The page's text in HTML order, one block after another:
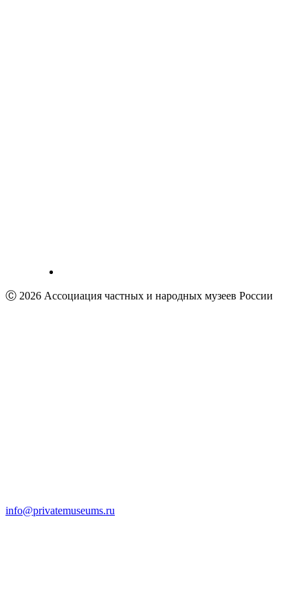
Ⓒ 2026 Ассоциация частных и народных музеев России
info@privatemuseums.ru